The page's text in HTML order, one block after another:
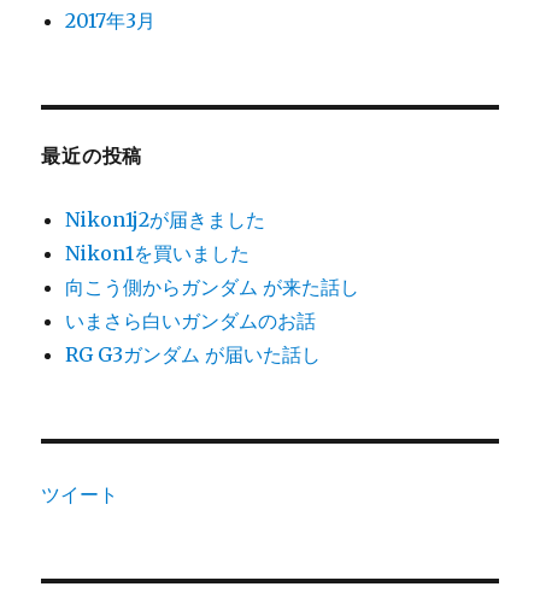
2017年3月
最近の投稿
Nikon1j2が届きました
Nikon1を買いました
向こう側からガンダム が来た話し
いまさら白いガンダムのお話
RG G3ガンダム が届いた話し
ツイート